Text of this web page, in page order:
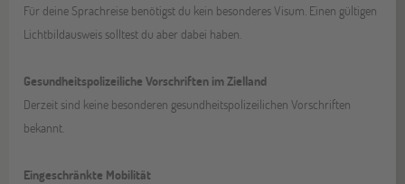
Für deine Sprachreise benötigst du kein besonderes Visum. Einen gültigen
Lichtbildausweis solltest du aber dabei haben.
Gesundheitspolizeiliche Vorschriften im Zielland
Derzeit sind keine besonderen gesundheitspolizeilichen Vorschriften
bekannt.
Eingeschränkte Mobilität